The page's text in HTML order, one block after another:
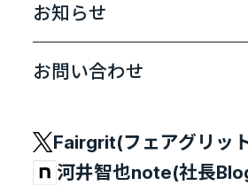
お知らせ
お問い合わせ
Fairgrit(フェアグリッ
河井智也note(社長